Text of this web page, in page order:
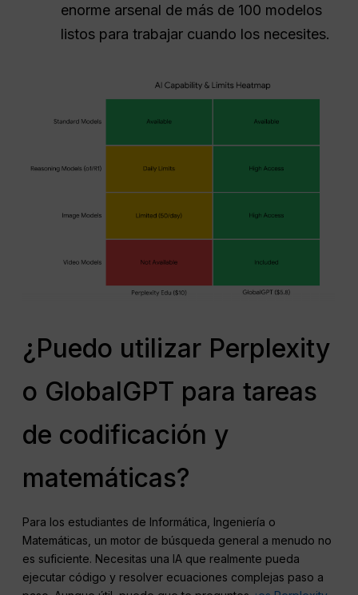
enorme arsenal de más de 100 modelos
listos para trabajar cuando los necesites.
¿Puedo utilizar Perplexity
o GlobalGPT para tareas
de codificación y
matemáticas?
Para los estudiantes de Informática, Ingeniería o
Matemáticas, un motor de búsqueda general a menudo no
es suficiente. Necesitas una IA que realmente pueda
ejecutar código y resolver ecuaciones complejas paso a